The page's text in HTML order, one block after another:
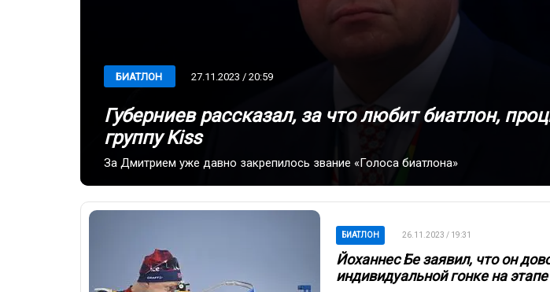
БИАТЛОН 27.11.2023 / 20:59
Губерниев рассказал, за что любит биатлон,
группу Kiss
За Дмитрием уже давно закрепилось звание «Голоса биатлона»
БИАТЛОН 26.11.2023 / 19:31
Йоханнес Бе заявил, что он
индивидуальной гонке на